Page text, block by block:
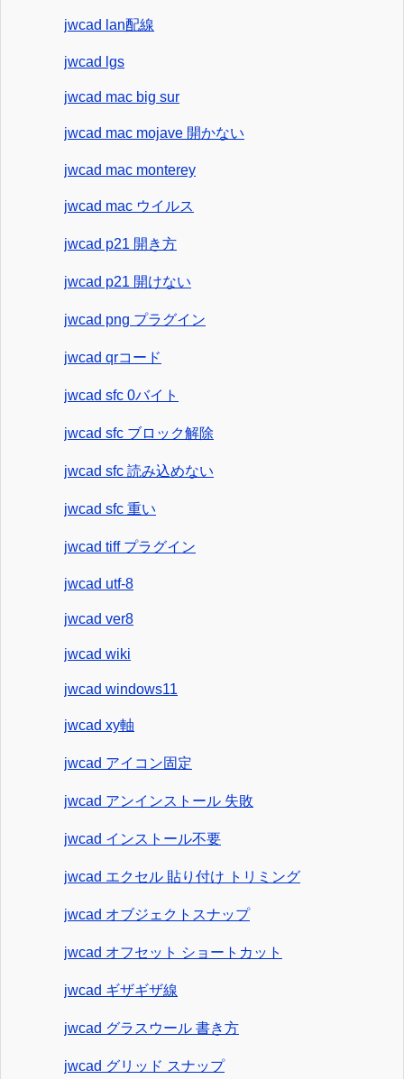
jwcad lan配線
jwcad lgs
jwcad mac big sur
jwcad mac mojave 開かない
jwcad mac monterey
jwcad mac ウイルス
jwcad p21 開き方
jwcad p21 開けない
jwcad png プラグイン
jwcad qrコード
jwcad sfc 0バイト
jwcad sfc ブロック解除
jwcad sfc 読み込めない
jwcad sfc 重い
jwcad tiff プラグイン
jwcad utf-8
jwcad ver8
jwcad wiki
jwcad windows11
jwcad xy軸
jwcad アイコン固定
jwcad アンインストール 失敗
jwcad インストール不要
jwcad エクセル 貼り付け トリミング
jwcad オブジェクトスナップ
jwcad オフセット ショートカット
jwcad ギザギザ線
jwcad グラスウール 書き方
jwcad グリッド スナップ